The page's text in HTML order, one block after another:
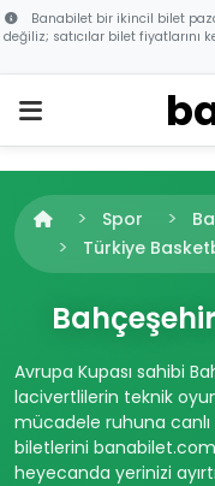
Banabilet bir ikincil bilet
değiliz; satıcılar bilet
Spor
Türkiye
Avrupa Kupası sahibi
lacivertlilerin teknik
mücadele ruhuna canlı
biletlerini
heyecanda yerinizi